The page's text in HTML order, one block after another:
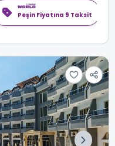
Peşin Fiyatına 9 Taksit